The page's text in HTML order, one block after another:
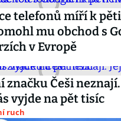
telefonů míří k pěti
mu obchod s
v Evropě
značku Češi
vyjde na pět tisíc
ruch